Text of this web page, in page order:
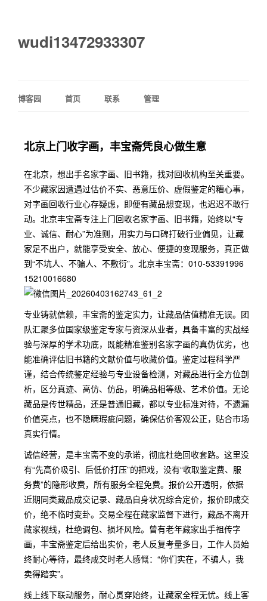
wudi13472933307
博客园 首页 联系 管理
北京上门收字画，丰宝斋凭良心做生意
在北京，想出手名家字画、旧书籍，找对回收机构至关重要。
不少藏家因遭遇过估价不实、恶意压价、虚假鉴定的糟心事，
对字画回收行业心存疑虑，即便有藏品想变现，也迟迟不敢行
动。北京丰宝斋专注上门回收名家字画、旧书籍，始终以“专
业、诚信、耐心”为准则，用实力与口碑打破行业偏见，让藏
家足不出户，就能享受安全、放心、便捷的变现服务，真正做
到“不坑人、不骗人、不敷衍”。北京丰宝斋：010-53391996
15210016680
专业铸就信赖，丰宝斋的鉴定实力，让藏品估值精准无误。团
队汇聚多位国家级鉴定专家与资深从业者，具备丰富的实战经
验与深厚的学术功底，既能精准鉴别名家字画的真伪优劣，也
能准确评估旧书籍的文献价值与收藏价值。鉴定过程科学严
谨，结合传统鉴定经验与专业设备检测，对藏品进行全方位剖
析，区分真迹、高仿、仿品，明确品相等级、艺术价值。无论
藏品是传世精品，还是普通旧藏，都以专业标准对待，不遗漏
价值亮点，也不隐瞒瑕疵问题，确保估价客观公正，贴合市场
真实行情。
诚信经营，是丰宝斋不变的承诺，彻底杜绝回收套路。这里没
有“先高价吸引、后低价打压”的把戏，没有“收取鉴定费、服
务费”的隐形收费，所有服务全程免费。报价公开透明，依据
近期同类藏品成交记录、藏品自身状况综合定价，报价即成交
价，绝不临时变卦。交易全程在藏家监督下进行，藏品不离开
藏家视线，杜绝调包、损坏风险。曾有老年藏家出手祖传字
画，丰宝斋鉴定后给出实价，老人反复考量多日，工作人员始
终耐心等待，最终成交时老人感慨：“你们实在，不骗人，我
卖得踏实”。
线上线下联动服务，耐心贯穿始终，让藏家全程无忧。线上客